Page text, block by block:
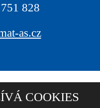
828
as.cz
- všechna práva vyhrazena
COOKIES